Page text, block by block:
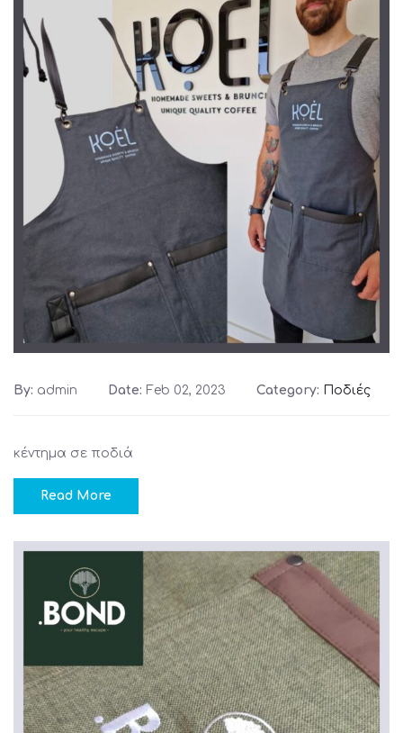
By: admin Date: Feb 02, 2023 Category: Ποδιές
κέντημα σε ποδιά
Read More